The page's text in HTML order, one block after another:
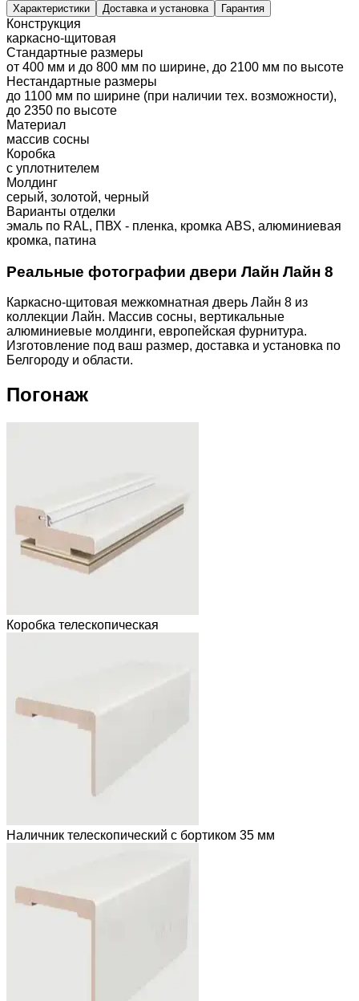
Характеристики Доставка и установка Гарантия
Конструкция
каркасно-щитовая
Стандартные размеры
от 400 мм и до 800 мм по ширине, до 2100 мм по высоте
Нестандартные размеры
до 1100 мм по ширине (при наличии тех. возможности),
до 2350 по высоте
Материал
массив сосны
Коробка
с уплотнителем
Молдинг
серый, золотой, черный
Варианты отделки
эмаль по RAL, ПВХ - пленка, кромка ABS, алюминиевая
кромка, патина
Реальные фотографии двери Лайн Лайн 8
Каркасно-щитовая межкомнатная дверь Лайн 8 из
коллекции Лайн. Массив сосны, вертикальные
алюминиевые молдинги, европейская фурнитура.
Изготовление под ваш размер, доставка и установка по
Белгороду и области.
Погонаж
Коробка телескопическая
Наличник телескопический с бортиком 35 мм